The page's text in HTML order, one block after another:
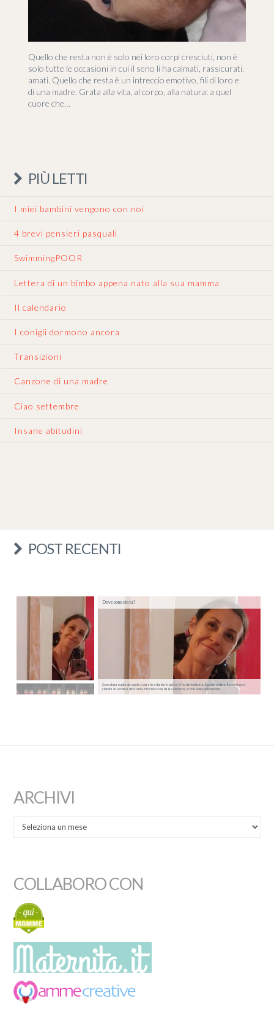
Quello che resta non è solo nei loro corpi cresciuti, non è
solo tutte le occasioni in cui il seno li ha calmati, rassicurati,
amati. Quello che resta è un intreccio emotivo, fili di loro e
di una madre. Grata alla vita, al corpo, alla natura: a quel
cuore che…
PIÙ LETTI
I miei bambini vengono con noi
4 brevi pensieri pasquali
SwimmingPOOR
Lettera di un bimbo appena nato alla sua mamma
Il calendario
I conigli dormono ancora
Transizioni
Canzone di una madre
Ciao settembre
Insane abitudini
POST RECENTI
Sono stata rapita da quella cosa che ci batte in petto. Vi ho dimenticate. E poi ricordate. E poi mi sono
chiesta se venire a dirvi tutto. Ho visto cosa sia la coscienza, e che esiste solo amore.
Dove sono stata?
ARCHIVI
COLLABORO CON